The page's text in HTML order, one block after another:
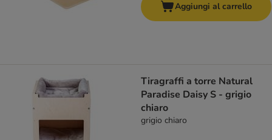
Aggiungi al carrello
Tiragraffi a torre Natural
Paradise Daisy S - grigio
chiaro
grigio chiaro